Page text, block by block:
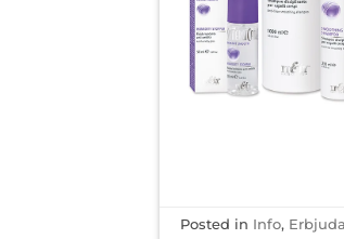
Posted in Info,